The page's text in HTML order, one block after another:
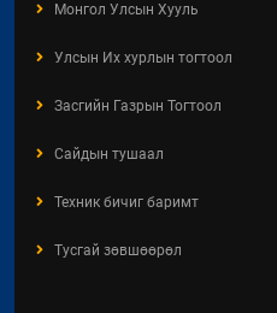
Монгол Улсын Хууль
Улсын Их хурлын тогтоол
Засгийн Газрын Тогтоол
Сайдын тушаал
Техник бичиг баримт
Тусгай зөвшөөрөл